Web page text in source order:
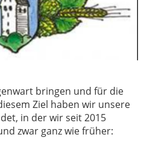
bringen und für die
Ziel haben wir unsere
in der wir seit 2015
zwar ganz wie früher: